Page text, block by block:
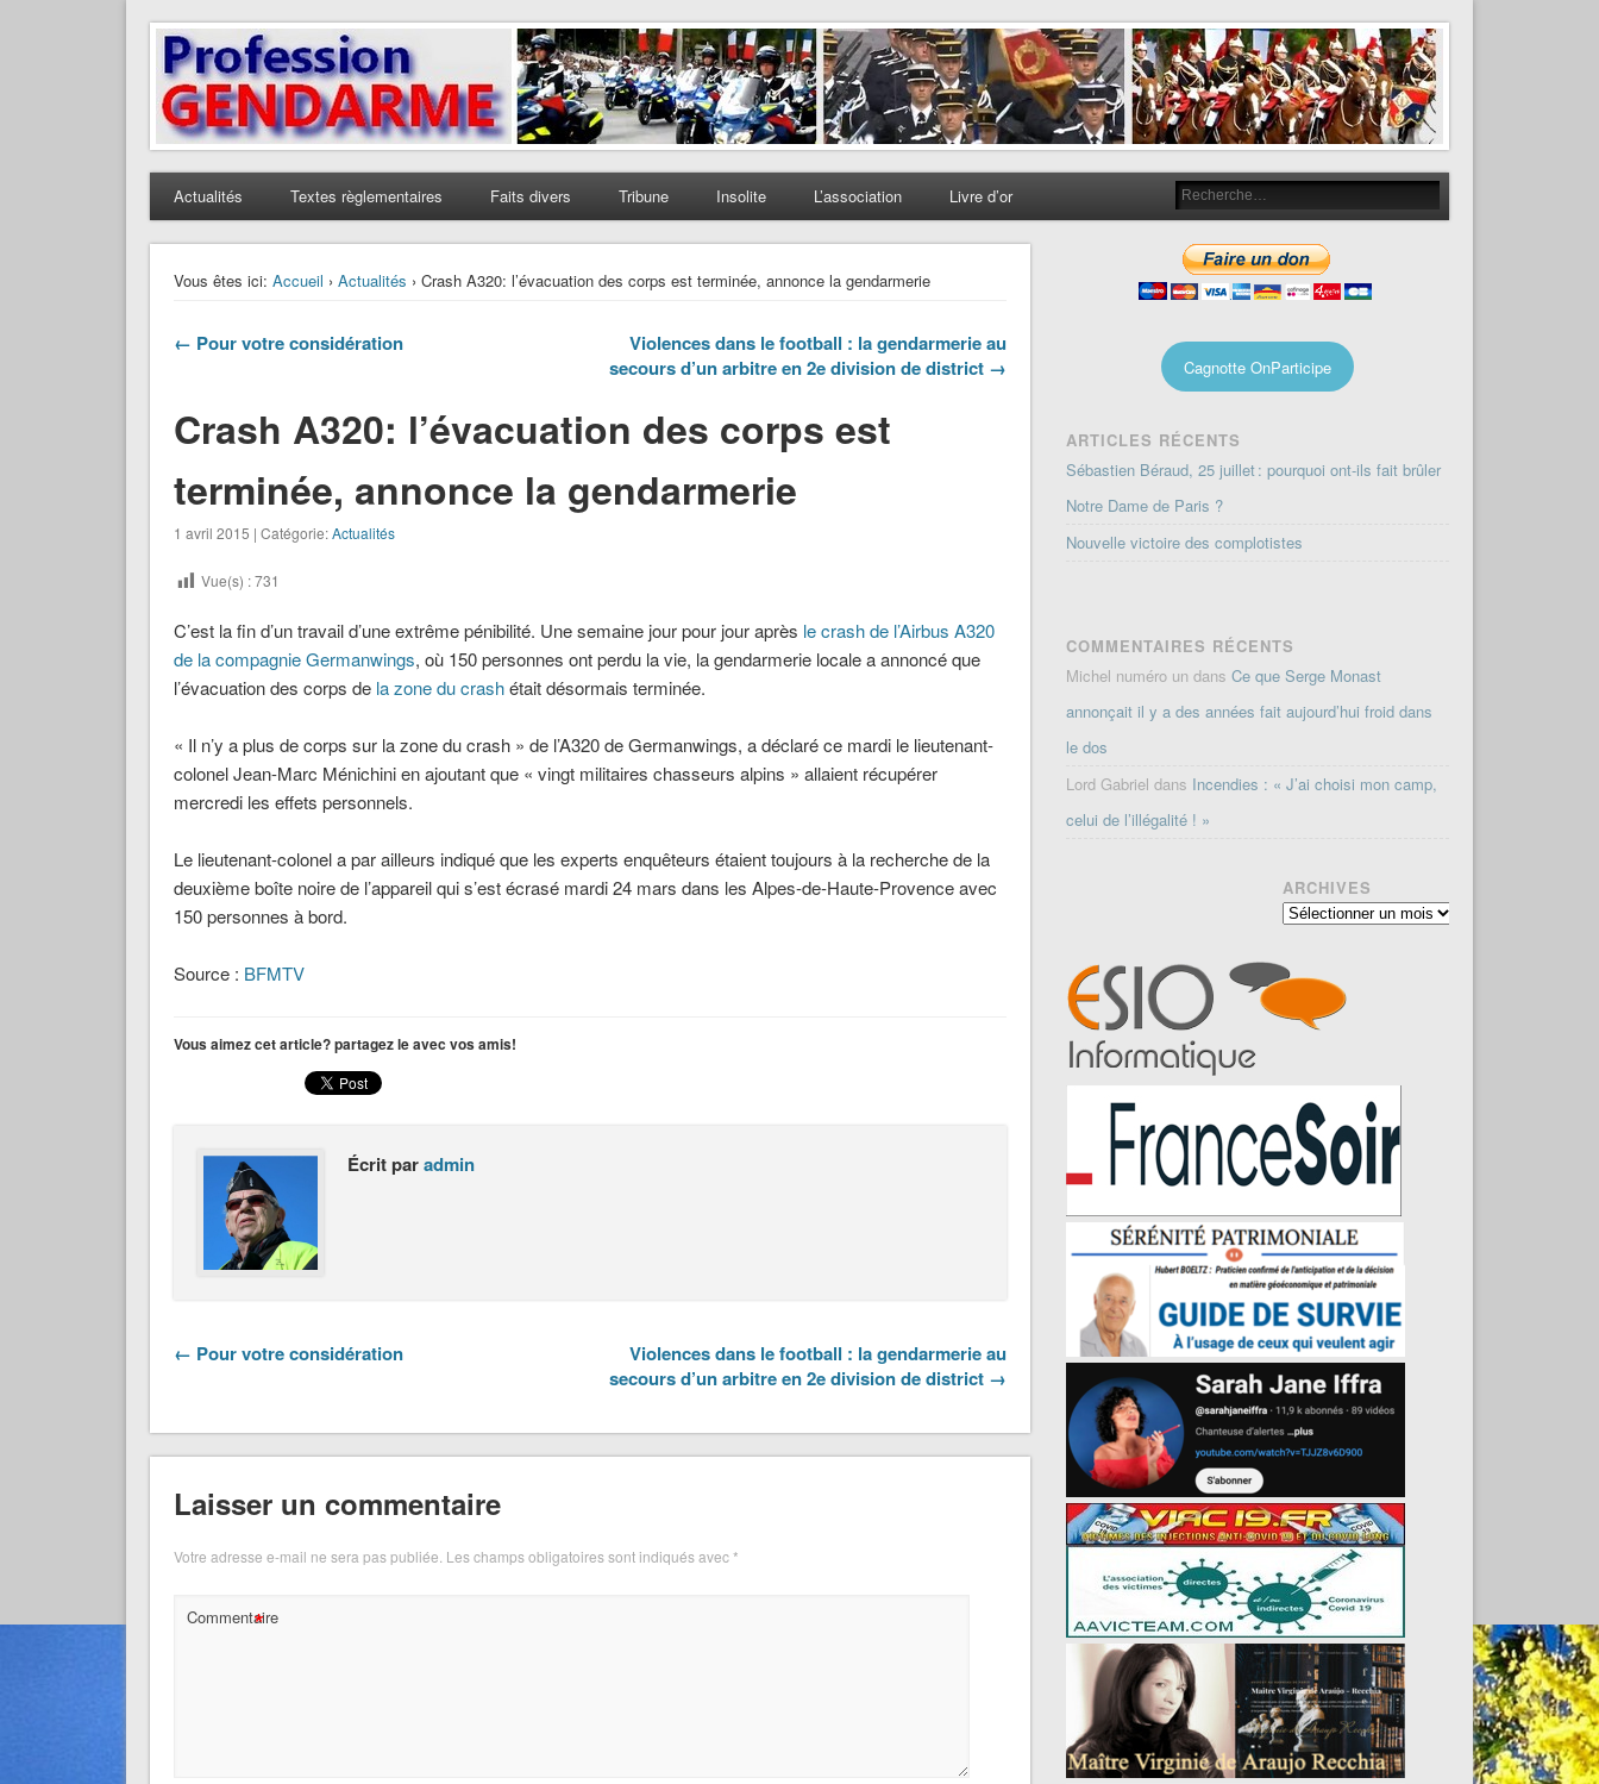
Profession Gendarme
Le journal des gendarmes
Actualités Textes règlementaires Faits divers Tribune Insolite L’association Livre d’or
Vous êtes ici: Accueil › Actualités › Crash A320: l’évacuation des corps est terminée, annonce la gendarmerie
← Pour votre considération
Violences dans le football : la gendarmerie au
secours d’un arbitre en 2e division de district →
Crash A320: l’évacuation des corps est
terminée, annonce la gendarmerie
1 avril 2015 | Catégorie:Actualités
Vue(s) :731
C’est la fin d’un travail d’une extrême pénibilité. Une semaine jour pour jour après le crash de l’Airbus A320
de la compagnie Germanwings, où 150 personnes ont perdu la vie, la gendarmerie locale a annoncé que
l’évacuation des corps de la zone du crashétait désormais terminée.
« Il n’y a plus de corps sur la zone du crash » de l’A320 de Germanwings, a déclaré ce mardi le lieutenant-
colonel Jean-Marc Ménichini en ajoutant que « vingt militaires chasseurs alpins » allaient récupérer
mercredi les effets personnels.
Le lieutenant-colonel a par ailleurs indiqué que les experts enquêteurs étaient toujours à la recherche de la
deuxième boîte noire de l’appareil qui s’est écrasé mardi 24 mars dans les Alpes-de-Haute-Provence avec
150 personnes à bord.
Source : BFMTV
Vous aimez cet article? partagez le avec vos amis!
Écrit paradmin
← Pour votre considération
Violences dans le football : la gendarmerie au
secours d’un arbitre en 2e division de district →
Laisser un commentaire
Votre adresse e-mail ne sera pas publiée. Les champs obligatoires sont indiqués avec*
Commentaire
*
Cagnotte OnParticipe
ARTICLES RÉCENTS
Sébastien Béraud, 25 juillet : pourquoi ont-ils fait brûler
Notre Dame de Paris ?
Nouvelle victoire des complotistes
COMMENTAIRES RÉCENTS
Michel numéro un dansCe que Serge Monast
annonçait il y a des années fait aujourd’hui froid dans
le dos
Lord Gabriel dans Incendies : « J’ai choisi mon camp,
celui de l’illégalité ! »
ARCHIVES
Archives